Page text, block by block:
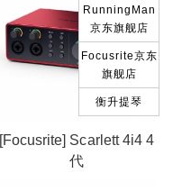
[Focusrite] Scarlett 4i4 4
代
RunningMan
京东旗舰店
Focusrite京东
旗舰店
衡升提琴